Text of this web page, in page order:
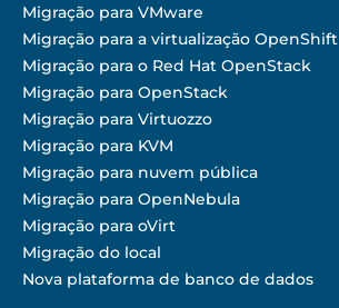
Migração para VMware
Migração para a virtualização OpenShift
Migração para o Red Hat OpenStack
Migração para OpenStack
Migração para Virtuozzo
Migração para KVM
Migração para nuvem pública
Migração para OpenNebula
Migração para oVirt
Migração do local
Nova plataforma de banco de dados